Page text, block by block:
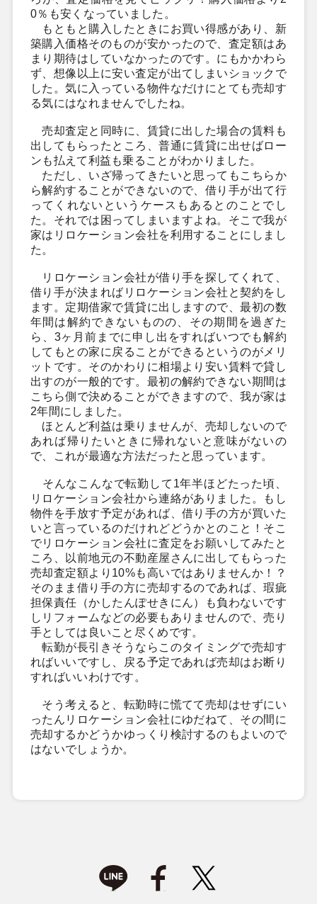
0％も安くなっていました。
もともと購入したときにお買い得感があり、新
築購入価格そのものが安かったので、査定額はあ
まり期待はしていなかったのです。にもかかわら
ず、想像以上に安い査定が出てしまいショックで
した。気に入っている物件なだけにとても売却す
る気にはなれませんでしたね。
売却査定と同時に、賃貸に出した場合の賃料も
出してもらったところ、普通に賃貸に出せばロー
ンも払えて利益も乗ることがわかりました。
ただし、いざ帰ってきたいと思ってもこちらか
ら解約することができないので、借り手が出て行
ってくれないというケースもあるとのことでし
た。それでは困ってしまいますよね。そこで我が
家はリロケーション会社を利用することにしまし
た。
リロケーション会社が借り手を探してくれて、
借り手が決まればリロケーション会社と契約をし
ます。定期借家で賃貸に出しますので、最初の数
年間は解約できないものの、その期間を過ぎた
ら、3ヶ月前までに申し出をすればいつでも解約
してもとの家に戻ることができるというのがメリ
ットです。そのかわりに相場より安い賃料で貸し
出すのが一般的です。最初の解約できない期間は
こちら側で決めることができますので、我が家は
2年間にしました。
ほとんど利益は乗りませんが、売却しないので
あれば帰りたいときに帰れないと意味がないの
で、これが最適な方法だったと思っています。
そんなこんなで転勤して1年半ほどたった頃、
リロケーション会社から連絡がありました。もし
物件を手放す予定があれば、借り手の方が買いた
いと言っているのだけれどどうかとのこと！そこ
でリロケーション会社に査定をお願いしてみたと
ころ、以前地元の不動産屋さんに出してもらった
売却査定額より10%も高いではありませんか！？
そのまま借り手の方に売却するのであれば、瑕疵
担保責任（かしたんぽせきにん）も負わないです
しリフォームなどの必要もありませんので、売り
手としては良いこと尽くめです。
転勤が長引きそうならこのタイミングで売却す
ればいいですし、戻る予定であれば売却はお断り
すればいいわけです。
そう考えると、転勤時に慌てて売却はせずにい
ったんリロケーション会社にゆだねて、その間に
売却するかどうかゆっくり検討するのもよいので
はないでしょうか。